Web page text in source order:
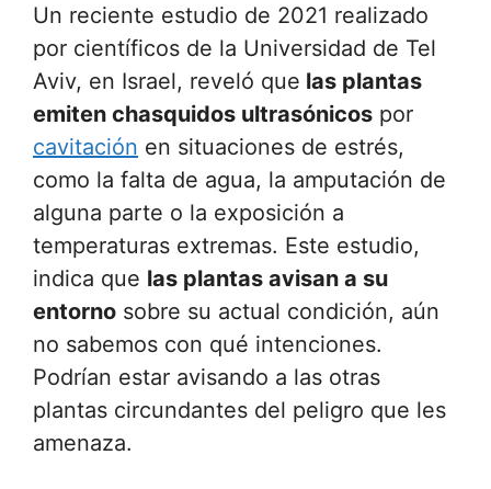
Un reciente estudio de 2021 realizado
por científicos de la Universidad de Tel
Aviv, en Israel, reveló que las plantas
emiten chasquidos ultrasónicos por
cavitación en situaciones de estrés,
como la falta de agua, la amputación de
alguna parte o la exposición a
temperaturas extremas. Este estudio,
indica que las plantas avisan a su
entorno sobre su actual condición, aún
no sabemos con qué intenciones.
Podrían estar avisando a las otras
plantas circundantes del peligro que les
amenaza.